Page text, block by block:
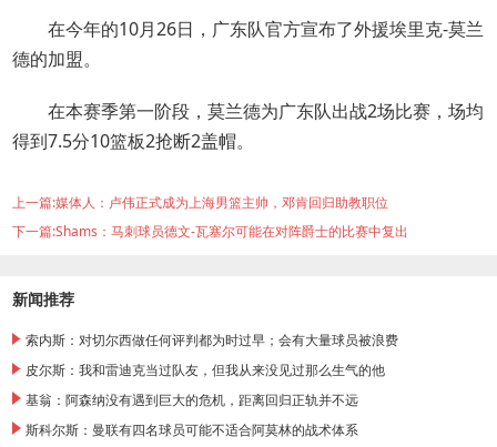
在今年的10月26日，广东队官方宣布了外援埃里克-莫兰
德的加盟。
在本赛季第一阶段，莫兰德为广东队出战2场比赛，场均
得到7.5分10篮板2抢断2盖帽。
上一篇:媒体人：卢伟正式成为上海男篮主帅，邓肯回归助教职位
下一篇:Shams：马刺球员德文-瓦塞尔可能在对阵爵士的比赛中复出
新闻推荐
索内斯：对切尔西做任何评判都为时过早；会有大量球员被浪费
皮尔斯：我和雷迪克当过队友，但我从来没见过那么生气的他
基翁：阿森纳没有遇到巨大的危机，距离回归正轨并不远
斯科尔斯：曼联有四名球员可能不适合阿莫林的战术体系